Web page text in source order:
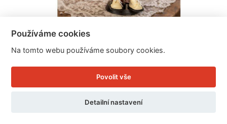
Porcelánová paneka Anežka 30cm
Cena: 449 Kč
Používáme cookies
Na tomto webu používáme soubory cookies.
Povolit vše
Detailní nastavení